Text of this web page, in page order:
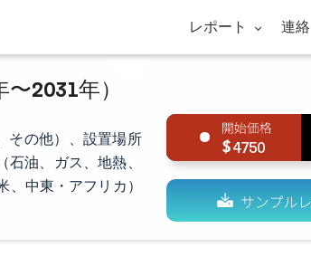
レポート 連絡
2031年）
その他）、設置場所
石油、ガス、地熱、
中東・アフリカ）
4750